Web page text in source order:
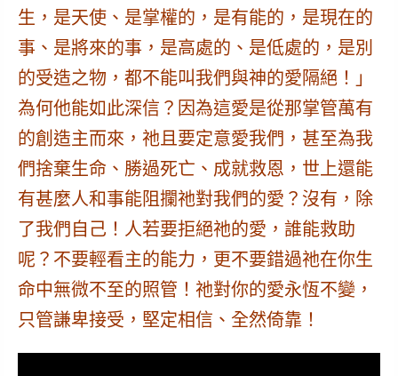
生，是天使、是掌權的，是有能的，是現在的
事、是將來的事，是高處的、是低處的，是別
的受造之物，都不能叫我們與神的愛隔絕！」
為何他能如此深信？因為這愛是從那掌管萬有
的創造主而來， 祂且要定意愛我們 ，甚至為我
們捨棄生命、勝過死亡、成就救恩，世上還能
有甚麼人和事能阻攔祂對我們的愛？沒有，除
了我們自己！人若要拒絕祂的愛，誰能救助
呢？ 不要輕看主的能力，更不要錯過祂在你生
命中無微不至的照管！祂對你的愛永恆不變，
只管謙卑接受，堅定相信、全然倚靠！